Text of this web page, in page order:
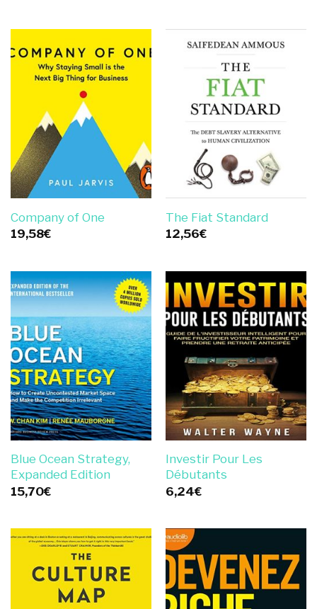
Company of One
19,58€
The Fiat Standard
12,56€
Blue Ocean Strategy,
Expanded Edition
15,70€
Investir Pour Les
Débutants
6,24€